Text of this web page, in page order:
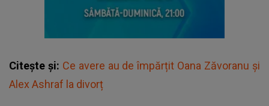
Citește și: Ce avere au de împărțit Oana Zăvoranu și
Alex Ashraf la divorț